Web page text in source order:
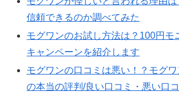
信頼できるのか調べてみた
モグワンのお試し方法は？100円モ
キャンペーンを紹介します
モグワンの口コミは悪い！？モグ
の本当の評判/良い口コミ・悪い口コ